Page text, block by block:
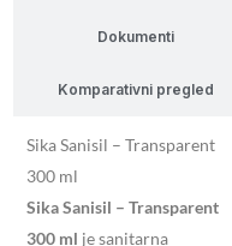
Dokumenti
Komparativni pregled
Sika Sanisil – Transparent
300 ml
Sika Sanisil – Transparent
300 ml je sanitarna